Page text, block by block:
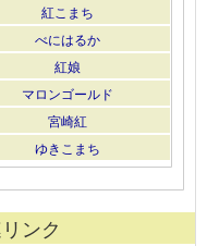
紅こまち
べにはるか
紅娘
マロンゴールド
宮崎紅
ゆきこまち
ンク